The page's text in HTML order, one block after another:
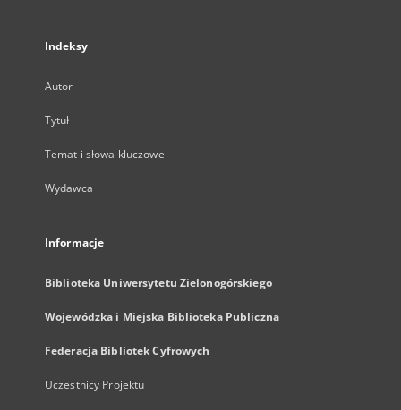
Indeksy
Autor
Tytuł
Temat i słowa kluczowe
Wydawca
Informacje
Biblioteka Uniwersytetu Zielonogórskiego
Wojewódzka i Miejska Biblioteka Publiczna
Federacja Bibliotek Cyfrowych
Uczestnicy Projektu